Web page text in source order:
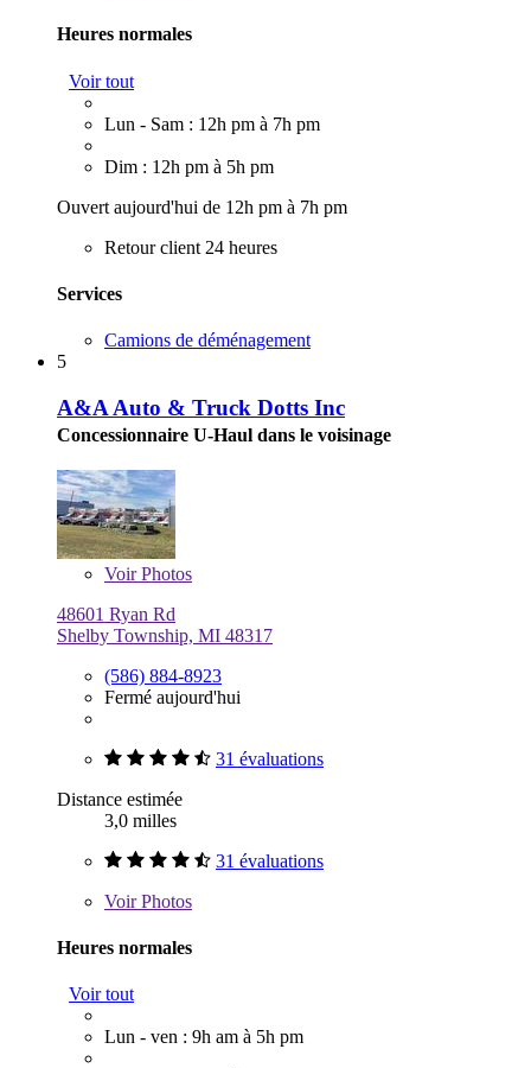
Heures normales
Voir tout
Lun - Sam : 12h pm à 7h pm
Dim : 12h pm à 5h pm
Ouvert aujourd'hui de 12h pm à 7h pm
Retour client 24 heures
Services
Camions de déménagement
5
A&A Auto & Truck Dotts Inc
Concessionnaire U-Haul dans le voisinage
VoirPhotos
48601 Ryan Rd
Shelby Township, MI 48317
(586) 884-8923
Fermé aujourd'hui
31 évaluations
Distance estimée
3,0 milles
31 évaluations
VoirPhotos
Heures normales
Voir tout
Lun - ven : 9h am à 5h pm